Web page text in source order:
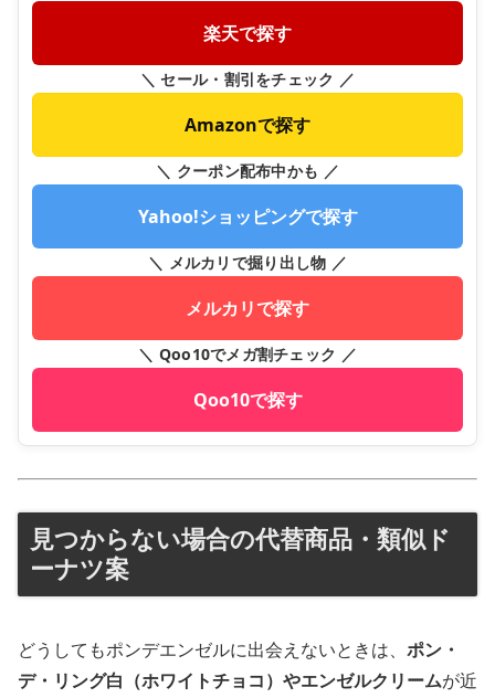
楽天で探す
＼ セール・割引をチェック ／
Amazonで探す
＼ クーポン配布中かも ／
Yahoo!ショッピングで探す
＼ メルカリで掘り出し物 ／
メルカリで探す
＼ Qoo10でメガ割チェック ／
Qoo10で探す
見つからない場合の代替商品・類似ド
ーナツ案
どうしてもポンデエンゼルに出会えないときは、 ポン・
デ・リング白（ホワイトチョコ）やエンゼルクリームが近